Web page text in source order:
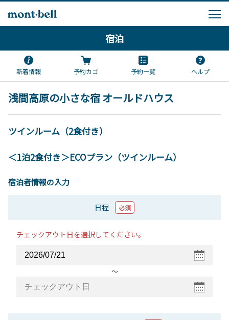
宿泊
新着情報 予約カゴ 予約一覧 ヘルプ
浅間高原の小さな宿 オールドハウス
ツインルーム（2食付き）
＜1泊2食付き＞ECOプラン（ツインルーム）
宿泊者情報の入力
日程 必須
チェックアウト日を選択してください。
〜